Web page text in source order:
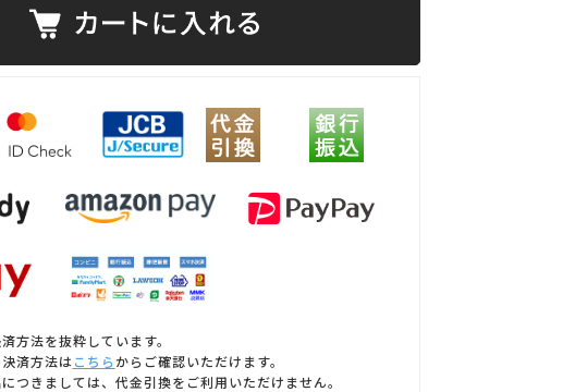
方法を抜粋しています。
済方法はこちらからご確認いただけます。
つきましては、代金引換をご利用いただけません。